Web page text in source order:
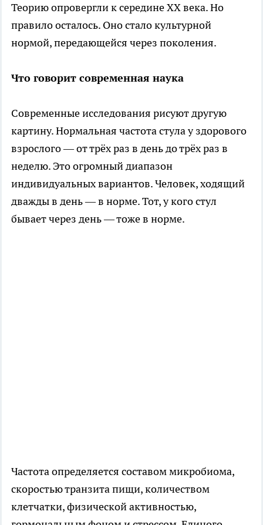
Теорию опровергли к середине XX века. Но
правило осталось. Оно стало культурной
нормой, передающейся через поколения.
Что говорит современная наука
Современные исследования рисуют другую
картину. Нормальная частота стула у здорового
взрослого — от трёх раз в день до трёх раз в
неделю. Это огромный диапазон
индивидуальных вариантов. Человек, ходящий
дважды в день — в норме. Тот, у кого стул
бывает через день — тоже в норме.
Частота определяется составом микробиома,
скоростью транзита пищи, количеством
клетчатки, физической активностью,